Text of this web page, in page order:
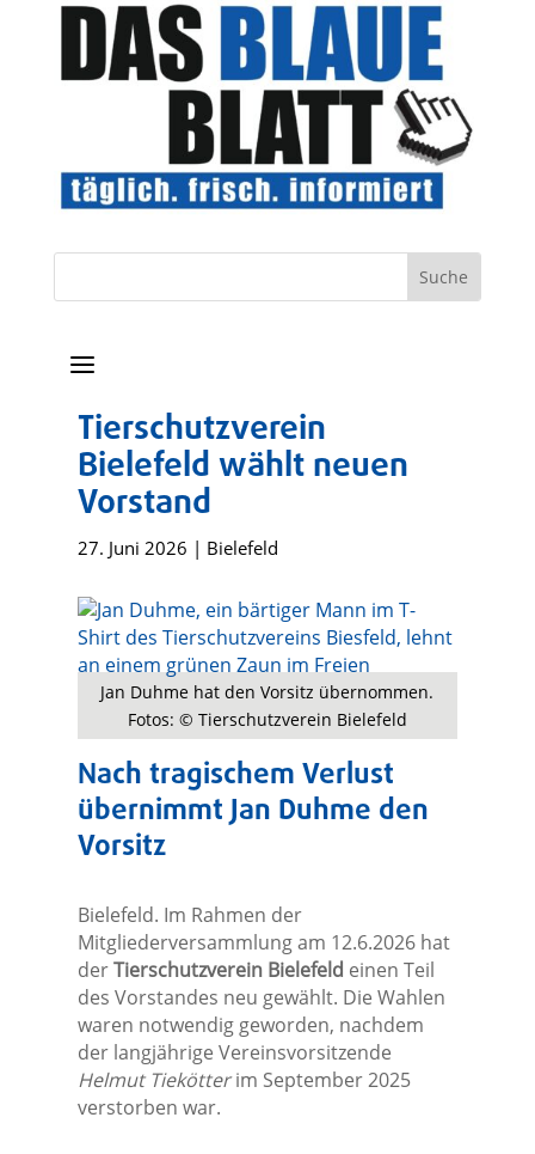
a
Tierschutzverein
Bielefeld wählt neuen
Vorstand
27. Juni 2026 | Bielefeld
Jan Duhme hat den Vorsitz übernommen.
Fotos: © Tierschutzverein Bielefeld
Nach tragischem Verlust
übernimmt Jan Duhme den
Vorsitz
Bielefeld. Im Rahmen der
Mitgliederversammlung am 12.6.2026 hat
derTierschutzverein Bielefeld einen Teil
des Vorstandes neu gewählt. Die Wahlen
waren notwendig geworden, nachdem
der langjährige Vereinsvorsitzende
Helmut Tiekötterim September 2025
verstorben war.